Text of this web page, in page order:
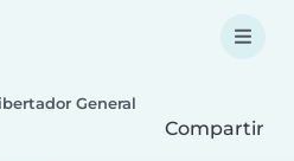
General
Compartir